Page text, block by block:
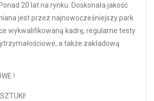
20 lat na rynku. Doskonała jakość
jest przez najnowocześniejszy park
wykwalifikowaną kadrę, regularne testy
a także zakładową
!